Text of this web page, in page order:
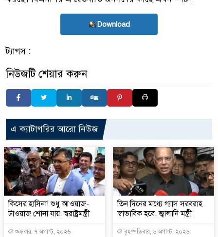
Download
ট্যাগস :
নিউজটি শেয়ার করুন
এ ক্যাটাগরির আরো নিউজ
কিসের হাসিনা! শুধু আওয়াজ-
টাওয়াজ শোনা যায়: স্বরাষ্ট্রমন্ত্রী
শুক্রবার, ৭ অগাস্ট, ২০২৬
তিন দিনের মধ্যে গ্যাস সরবরাহ
স্বাভাবিক হবে: জ্বালানি মন্ত্রী
বৃহস্পতিবার, ৬ অগাস্ট, ২০২৬